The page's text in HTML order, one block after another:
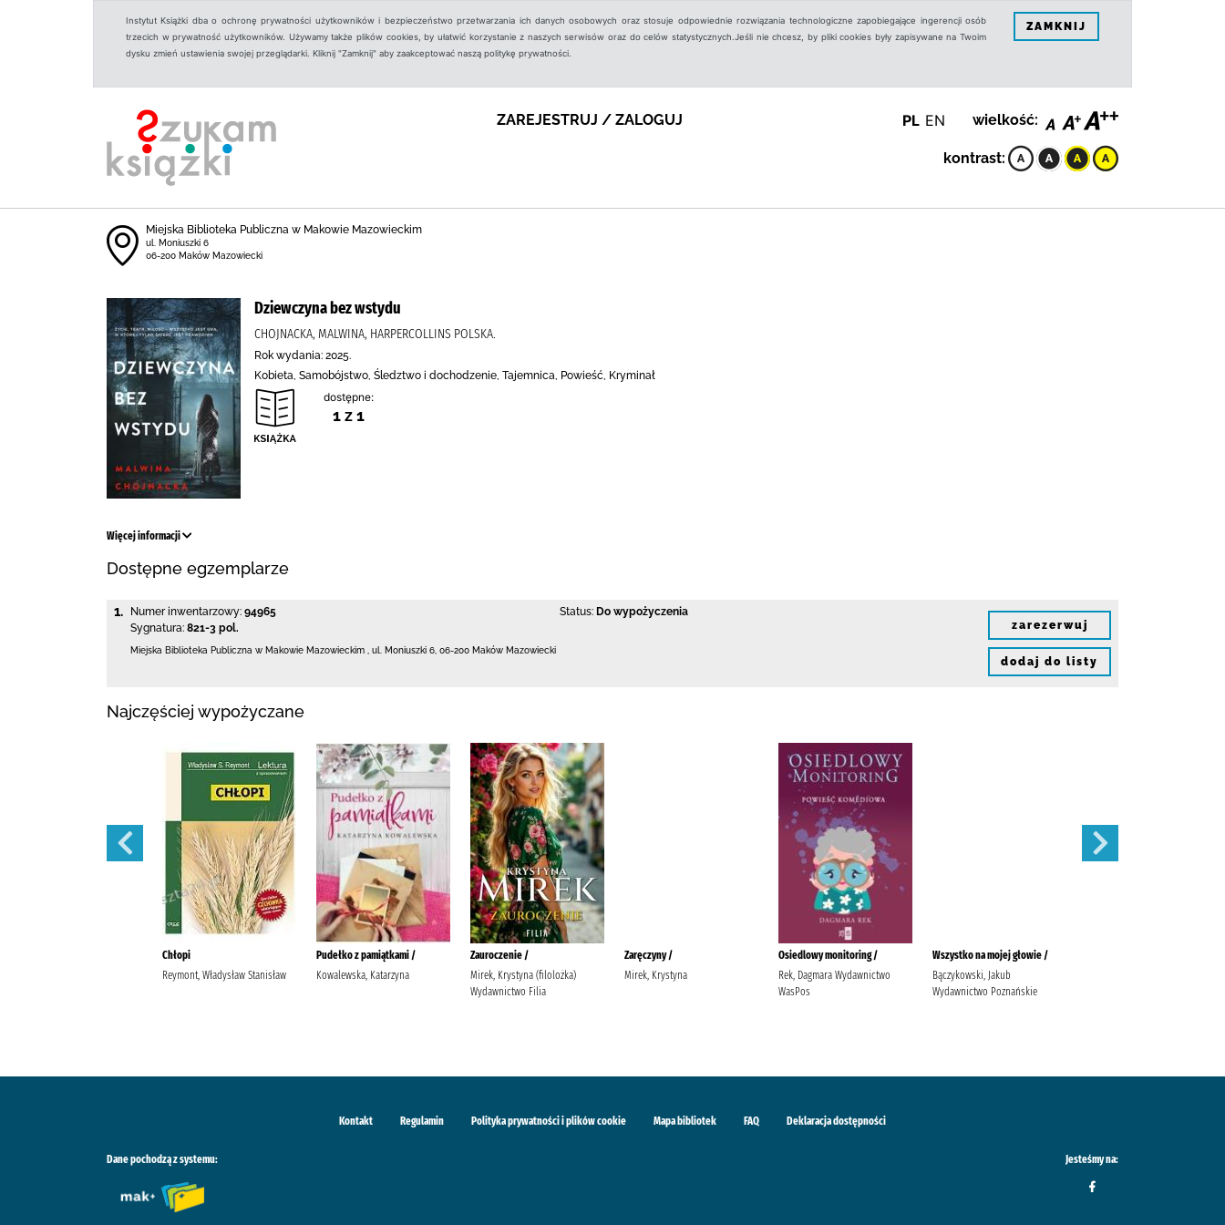
Instytut Książki dba o ochronę prywatności użytkowników i bezpieczeństwo przetwarzania ich danych osobowych oraz stosuje odpowiednie rozwiązania technologiczne zapobiegające ingerencji osób
trzecich w prywatność użytkowników. Używamy także plików cookies, by ułatwić korzystanie z naszych serwisów oraz do celów statystycznych.Jeśli nie chcesz, by pliki cookies były zapisywane na Twoim
dysku zmień ustawienia swojej przeglądarki. Kliknij "Zamknij" aby zaakceptować naszą politykę prywatności.
ZAMKNIJ
ZAREJESTRUJ / ZALOGUJ PL EN wielkość:
kontrast:
Miejska Biblioteka Publiczna w Makowie Mazowieckim
ul. Moniuszki 6
06-200 Maków Mazowiecki
Dziewczyna bez wstydu
CHOJNACKA, MALWINA, HARPERCOLLINS POLSKA.
Rok wydania: 2025.
Kobieta, Samobójstwo, Śledztwo i dochodzenie, Tajemnica, Powieść, Kryminał
dostępne:
1 z 1
Więcej informacji
Dostępne egzemplarze
1. Numer inwentarzowy: 94965
Sygnatura: 821-3 pol.
Status: Do wypożyczenia
Miejska Biblioteka Publiczna w Makowie Mazowieckim ul. Moniuszki 6 06-200 Maków Mazowiecki
zarezerwuj
dodaj do listy
Najczęściej wypożyczane
Chłopi
Reymont, Władysław Stanisław
Pudełko z pamiątkami /
Kowalewska, Katarzyna
Zauroczenie /
Mirek, Krystyna (filolożka)
Wydawnictwo Filia
Zaręczyny /
Mirek, Krystyna
Osiedlowy monitoring /
Rek, Dagmara Wydawnictwo
WasPos
Wszystko na mojej głowie /
Bączykowski, Jakub
Wydawnictwo Poznańskie
Kontakt Regulamin Polityka prywatności i plików cookie Mapa bibliotek FAQ Deklaracja dostępności
Dane pochodzą z systemu: Jesteśmy na: